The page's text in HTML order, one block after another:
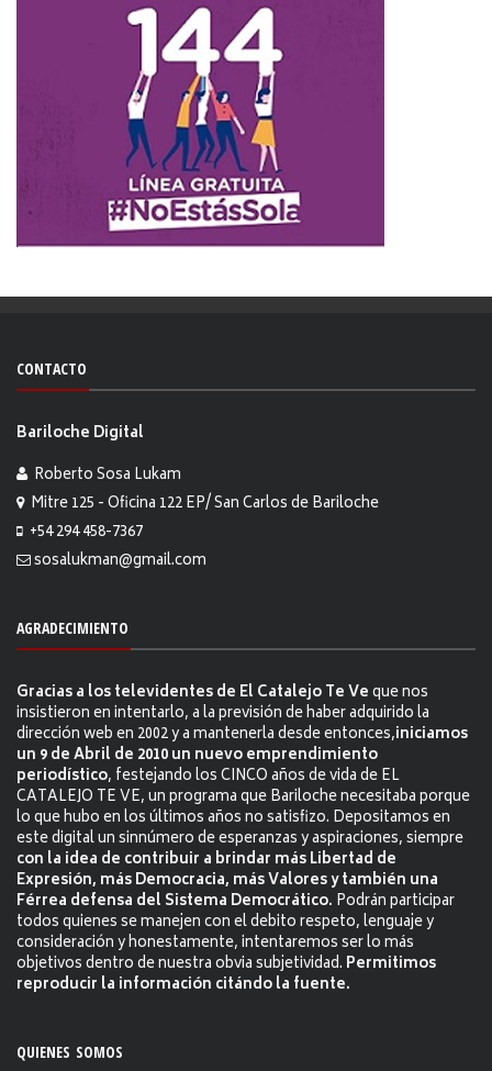
CONTACTO
Bariloche Digital
Roberto Sosa Lukam
Mitre 125 - Oficina 122 EP/ San Carlos de Bariloche
+54 294 458-7367
sosalukman@gmail.com
AGRADECIMIENTO
Gracias a los televidentes de El Catalejo Te Veque nos
insistieron en intentarlo, a la previsión de haber adquirido la
dirección web en 2002 y a mantenerla desde entonces,iniciamos
un 9 de Abril de 2010 un nuevo emprendimiento
periodístico, festejando los CINCO años de vida de EL
CATALEJO TE VE, un programa que Bariloche necesitaba porque
lo que hubo en los últimos años no satisfizo. Depositamos en
este digital un sinnúmero de esperanzas y aspiraciones, siempre
con la idea de contribuir a brindar más Libertad de
Expresión, más Democracia, más Valores y también una
Férrea defensa del Sistema Democrático. Podrán participar
todos quienes se manejen con el debito respeto, lenguaje y
consideración y honestamente, intentaremos ser lo más
objetivos dentro de nuestra obvia subjetividad. Permitimos
reproducir la información citándo la fuente.
QUIENES SOMOS